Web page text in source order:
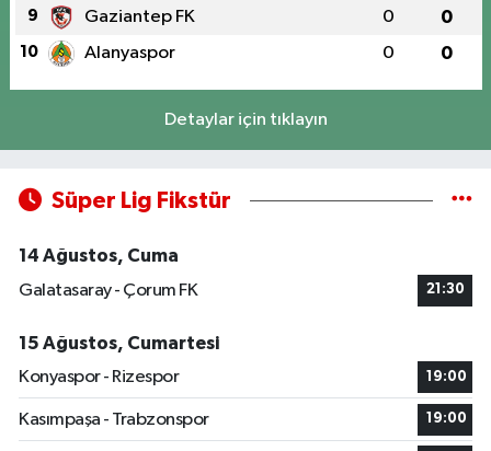
9 Gaziantep FK 0 0
10 Alanyaspor 0 0
Detaylar için tıklayın
Süper Lig Fikstür
14 Ağustos, Cuma
Galatasaray - Çorum FK
21:30
15 Ağustos, Cumartesi
Konyaspor - Rizespor
19:00
Kasımpaşa - Trabzonspor 19:00